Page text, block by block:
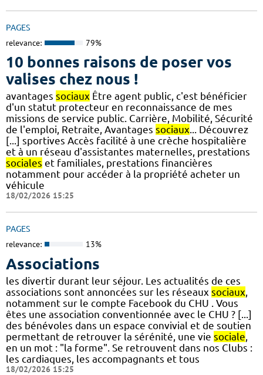
PAGES
relevance: 79%
10 bonnes raisons de poser vos
valises chez nous !
avantages sociaux Être agent public, c'est bénéficier
d'un statut protecteur en reconnaissance de mes
missions de service public. Carrière, Mobilité, Sécurité
de l'emploi, Retraite, Avantages sociaux... Découvrez
[...] sportives Accès facilité à une crèche hospitalière
et à un réseau d'assistantes maternelles, prestations
sociales et familiales, prestations financières
notamment pour accéder à la propriété acheter un
véhicule
18/02/2026 15:25
PAGES
relevance: 13%
Associations
les divertir durant leur séjour. Les actualités de ces
associations sont annoncées sur les réseaux sociaux
notamment sur le compte Facebook du CHU . Vous
êtes une association conventionnée avec le CHU ? [...]
des bénévoles dans un espace convivial et de soutien
permettant de retrouver la sérénité, une vie sociale
en un mot : "la forme". Se retrouvent dans nos Clubs :
les cardiaques, les accompagnants et tous
18/02/2026 15:25